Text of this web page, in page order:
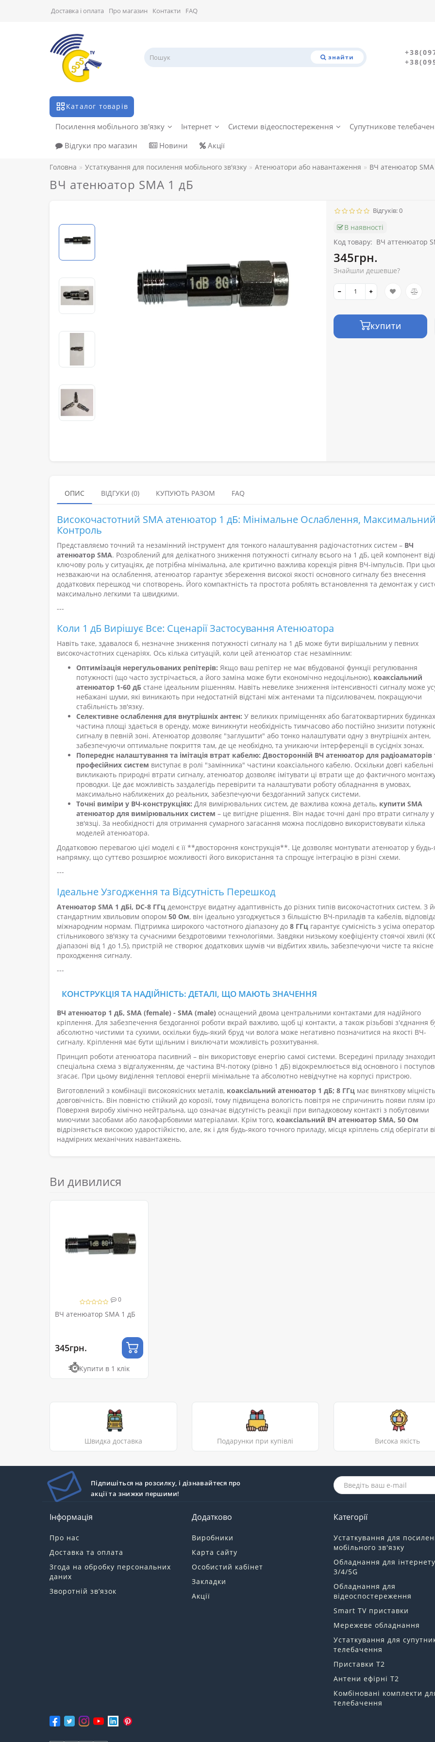
Доставка і оплата Про магазин Контакти FAQ
знайти
Каталог товарів
Посилення мобільного зв'язку Інтернет Системи відеоспостереження Супутникове
Відгуки про магазин
Новини Акції
Головна Устаткування для посилення мобільного зв'язку Атенюатори або навантаження ВЧ атенюатор
ВЧ атенюатор SMA 1 дБ
Відгуків: 0
В наявності
Код товару: ВЧ аттенюатор
345грн.
Знайшли дешевше?
КУПИТИ
ОПИС ВІДГУКИ (0) КУПУЮТЬ РАЗОМ FAQ
Високочастотний SMA атенюатор 1 дБ: Мінімальне Ослаблення, Максимальний
Контроль
Представляємо точний та незамінний інструмент для тонкого налаштування радіочастотних систем – ВЧ
атенюатор SMA. Розроблений для делікатного зниження потужності сигналу всього на 1 дБ, цей компонент
ключову роль у ситуаціях, де потрібна мінімальна, але критично важлива корекція рівня ВЧ-імпульсів. При
незважаючи на ослаблення, атенюатор гарантує збереження високої якості основного сигналу без внесення
додаткових перешкод чи спотворень. Його компактність та простота роблять встановлення та демонтаж у
максимально легкими та швидкими.
---
Коли 1 дБ Вирішує Все: Сценарії Застосування Атенюатора
Навіть таке, здавалося б, незначне зниження потужності сигналу на 1 дБ може бути вирішальним у певних
високочастотних сценаріях. Ось кілька ситуацій, коли цей атенюатор стає незамінним:
Оптимізація нерегульованих репітерів: Якщо ваш репітер не має вбудованої функції регулювання
потужності (що часто зустрічається, а його заміна може бути економічно недоцільною), коаксіальний
атенюатор 1-60 дБ стане ідеальним рішенням. Навіть невелике зниження інтенсивності сигналу може
небажані шуми, які виникають при недостатній відстані між антенами та підсилювачем, покращуючи
стабільність зв'язку.
Селективне ослаблення для внутрішніх антен: У великих приміщеннях або багатоквартирних
частина площі здається в оренду, може виникнути необхідність тимчасово або постійно знизити
сигналу в певній зоні. Атенюатор дозволяє "заглушити" або тонко налаштувати одну з внутрішніх антен,
забезпечуючи оптимальне покриття там, де це необхідно, та уникаючи інтерференції в сусідніх зонах.
Попереднє налаштування та імітація втрат кабелю: Двосторонній ВЧ атенюатор для радіоаматорів
професійних систем виступає в ролі "замінника" частини коаксіального кабелю. Оскільки довгі кабельні
викликають природні втрати сигналу, атенюатор дозволяє імітувати ці втрати ще до фактичного
проводки. Це дає можливість заздалегідь перевірити та налаштувати роботу обладнання в умовах,
максимально наближених до реальних, забезпечуючи бездоганний запуск системи.
Точні виміри у ВЧ-конструкціях: Для вимірювальних систем, де важлива кожна деталь, купити SMA
атенюатор для вимірювальних систем – це вигідне рішення. Він надає точні дані про втрати сигналу
зв'язці. За необхідності для отримання сумарного загасання можна послідовно використовувати кілька
моделей атенюатора.
Додатковою перевагою цієї моделі є її **двостороння конструкція**. Це дозволяє монтувати атенюатор у
напрямку, що суттєво розширює можливості його використання та спрощує інтеграцію в різні схеми.
---
Ідеальне Узгодження та Відсутність Перешкод
Атенюатор SMA 1 дБі, DC-8 ГГц демонструє видатну адаптивність до різних типів високочастотних систем. З
стандартним хвильовим опором 50 Ом, він ідеально узгоджується з більшістю ВЧ-приладів та кабелів,
міжнародним нормам. Підтримка широкого частотного діапазону до 8 ГГц гарантує сумісність з усіма
стільникового зв'язку та сучасними бездротовими технологіями. Завдяки низькому коефіцієнту стоячої хвилі
діапазоні від 1 до 1,5), пристрій не створює додаткових шумів чи відбитих хвиль, забезпечуючи чисте та якісне
проходження сигналу.
---
КОНСТРУКЦІЯ ТА НАДІЙНІСТЬ: ДЕТАЛІ, ЩО МАЮТЬ ЗНАЧЕННЯ
ВЧ атенюатор 1 дБ, SMA (female) - SMA (male) оснащений двома центральними контактами для надійного
кріплення. Для забезпечення бездоганної роботи вкрай важливо, щоб ці контакти, а також різьбові з'єднання
абсолютно чистими та сухими, оскільки будь-який бруд чи волога може негативно позначитися на якості ВЧ-
сигналу. Кріплення має бути щільним і виключати можливість розхитування.
Принцип роботи атенюатора пасивний – він використовує енергію самої системи. Всередині приладу
спеціальна схема з відгалуженням, де частина ВЧ-потоку (рівно 1 дБ) відокремлюється від основного і
згасає. При цьому виділення теплової енергії мінімальне та абсолютно невідчутне на корпусі пристрою.
Виготовлений з комбінації високоякісних металів, коаксіальний атенюатор 1 дБ; 8 ГГц має виняткову
довговічність. Він повністю стійкий до корозії, тому підвищена вологість повітря не спричинить появи плям
Поверхня виробу хімічно нейтральна, що означає відсутність реакції при випадковому контакті з побутовими
миючими засобами або лакофарбовими матеріалами. Крім того, коаксіальний ВЧ атенюатор SMA, 50 Ом
відрізняється високою ударостійкістю, але, як і для будь-якого точного приладу, місця кріплень слід оберігати
надмірних механічних навантажень.
Ви дивилися
0
ВЧ атенюатор SMA 1 дБ
345грн.
Купити в 1 клік
Швидка доставка Подарунки при купівлі Висока якість
Підпишіться на розсилку, і дізнавайтеся про
акції та знижки першими!
Інформація
Про нас
Доставка та оплата
Згода на обробку персональних
даних
Зворотній зв’язок
Додатково
Виробники
Карта сайту
Особистий кабінет
Закладки
Акції
Категорії
Устаткування для
мобільного зв'язку
Обладнання для інтернету
3/4/5G
Обладнання для
відеоспостереження
Smart TV приставки
Мережеве обладнання
Устаткування для
телебачення
Приставки Т2
Антени ефірні Т2
Комбіновані комплекти
телебачення